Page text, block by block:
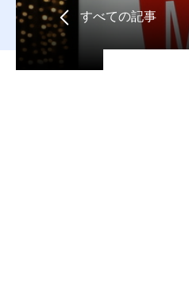
すべての記事